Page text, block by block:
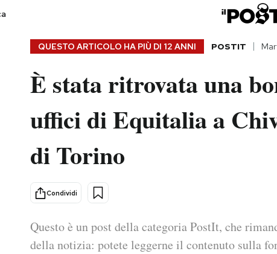
Storie/Idee
Altrecose
Mondiali calcio 2026
QUESTO ARTICOLO HA PIÙ DI 12 ANNI POSTIT
È stata ritrovata una
uffici di Equitalia a
di Torino
Condividi
Questo è un post della categoria PostIt, che
della notizia: potete leggerne il contenuto sulla